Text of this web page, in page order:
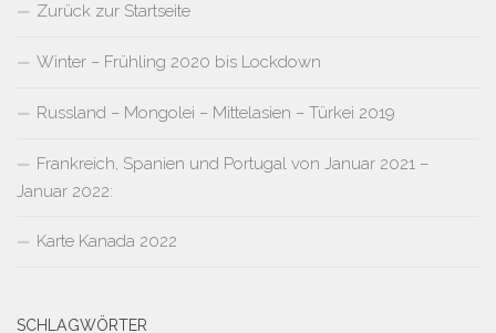
Zurück zur Startseite
Winter – Frühling 2020 bis Lockdown
Russland – Mongolei – Mittelasien – Türkei 2019
Frankreich, Spanien und Portugal von Januar 2021 –
Januar 2022:
Karte Kanada 2022
SCHLAGWÖRTER